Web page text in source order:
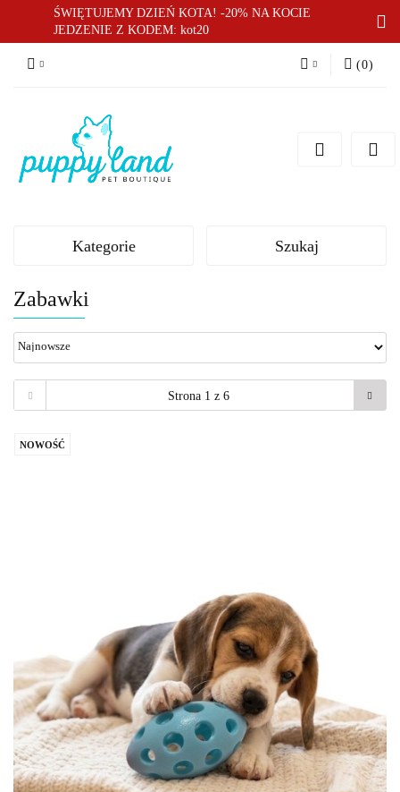
ŚWIĘTUJEMY DZIEŃ KOTA! -20% NA KOCIE
JEDZENIE Z KODEM: kot20
(0)
Kategorie Szukaj
Zabawki
NOWOŚĆ